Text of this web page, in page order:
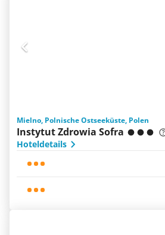
Mielno, Polnische Ostseeküste, Polen
Instytut Zdrowia Sofra
Hoteldetails